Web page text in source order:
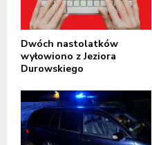
Dwóch nastolatków
wyłowiono z Jeziora
Durowskiego